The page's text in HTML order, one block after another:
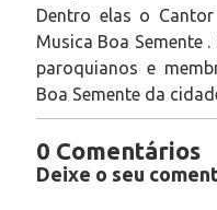
Dentro elas o
Musica Boa Semente
paroquianos e
Boa Semente da
0 Comentários
Deixe o seu